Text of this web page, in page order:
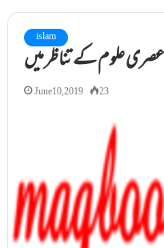
islam
علوم کے تناظر میں
June 10, 2019 23